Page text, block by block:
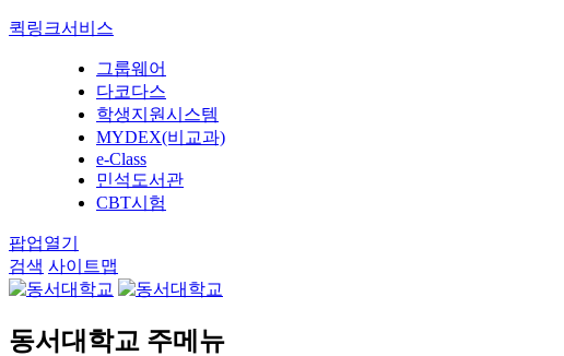
퀵링크서비스
그룹웨어
다코다스
학생지원시스템
MYDEX(비교과)
e-Class
민석도서관
CBT시험
팝업열기
검색 사이트맵
동서대학교 주메뉴